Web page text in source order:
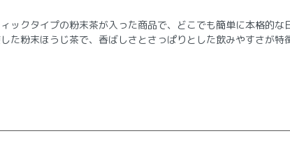
ックタイプの粉末茶が入った商品で、どこでも簡単に本格的な
た粉末ほうじ茶で、香ばしさとさっぱりとした飲みやすさが特